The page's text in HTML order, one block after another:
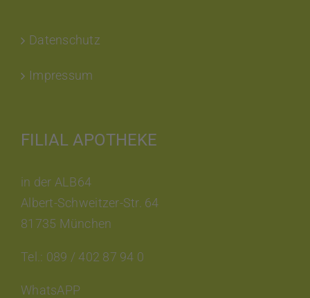
Datenschutz
Impressum
FILIAL APOTHEKE
in der ALB64
Albert-Schweitzer-Str. 64
81735 München
Tel.: 089 / 402 87 94 0
WhatsAPP